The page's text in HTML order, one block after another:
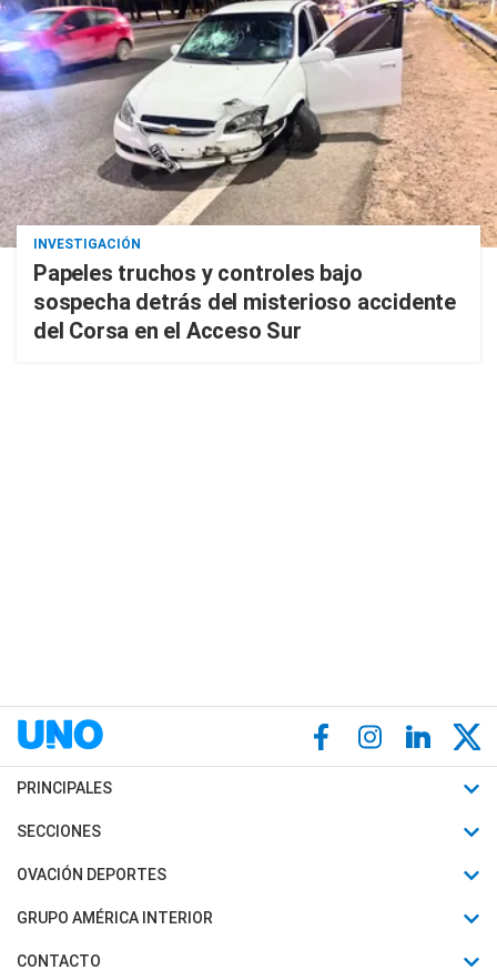
INVESTIGACIÓN
Papeles truchos y controles bajo
sospecha detrás del misterioso accidente
del Corsa en el Acceso Sur
PRINCIPALES
Últimas Noticias
Política
SECCIONES
Horóscopo
Motores
OVACIÓN DEPORTES
Fútbol
Mundial
GRUPO AMÉRICA INTERIOR
Canal 7 en Vivo
CONTACTO